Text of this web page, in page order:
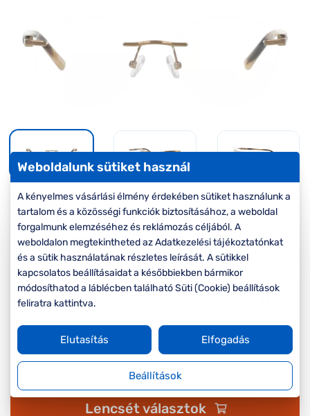
szemüvegekre
Seen Belépőár
-50%
Korábbi ár: 27.000 Ft
Akciós ár: 13.500 Ft
A feltűntetett ár a szemüvegkeretre vonatkozik.
Készleten
Online megvásárolható
Lencsét választok
Weboldalunk sütiket használ
A kényelmes vásárlási élmény érdekében sütiket használunk a
tartalom és a közösségi funkciók biztosításához, a weboldal
forgalmunk elemzéséhez és reklámozás céljából. A
weboldalon megtekintheted az Adatkezelési tájékoztatónkat
és a sütik használatának részletes leírását. A sütikkel
kapcsolatos beállításaidat a későbbiekben bármikor
módosíthatod a láblécben található Süti (Cookie) beállítások
feliratra kattintva.
Beállítások
Elutasítás Elfogadás